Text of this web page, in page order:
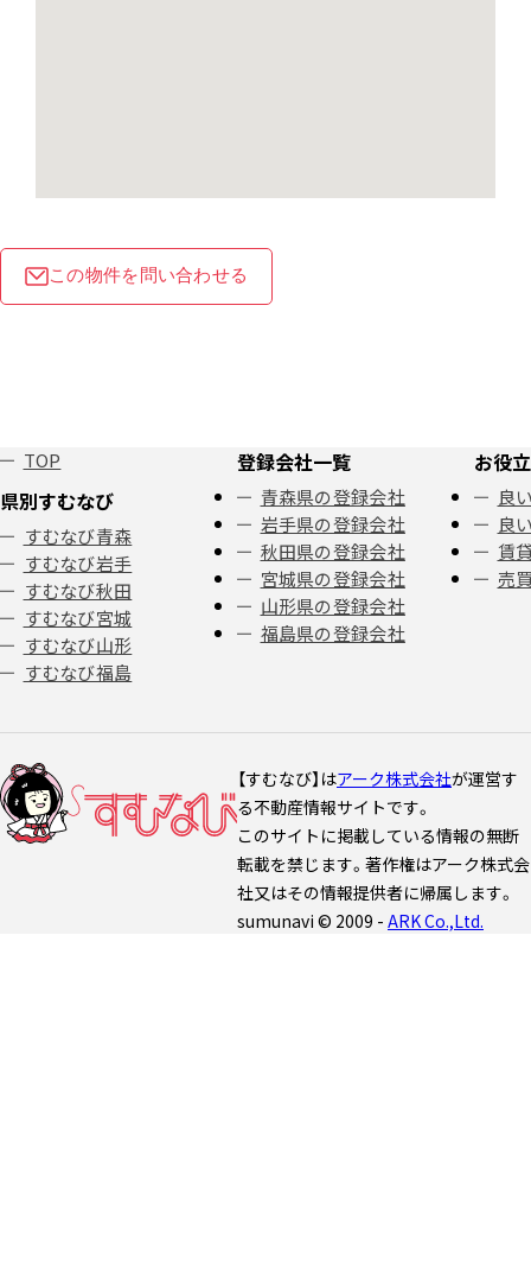
この物件を問い合わせる
TOP
県別すむなび
すむなび青森
すむなび岩手
すむなび秋田
すむなび宮城
すむなび山形
すむなび福島
登録会社一覧
青森県の登録会社
岩手県の登録会社
秋田県の登録会社
宮城県の登録会社
山形県の登録会社
福島県の登録会社
お役
良
良
賃
売
【すむなび】はアーク株式会社が運営す
る不動産情報サイトです。
このサイトに掲載している情報の無断
転載を禁じます。著作権はアーク株式会
社又はその情報提供者に帰属します。
sumunavi © 2009 - ARK Co.,Ltd.